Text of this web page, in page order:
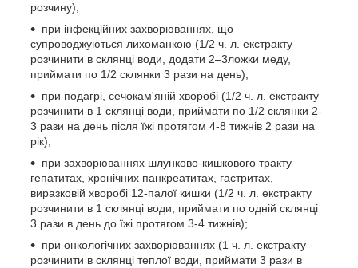
розчину);
при інфекційних захворюваннях, що
супроводжуються лихоманкою (1/2 ч. л. екстракту
розчинити в склянці води, додати 2–3ложки меду,
приймати по 1/2 склянки 3 рази на день);
при подагрі, сечокам'яній хворобі (1/2 ч. л. екстракту
розчинити в 1 склянці води, приймати по 1/2 склянки 2-
3 рази на день після їжі протягом 4-8 тижнів 2 рази на
рік);
при захворюваннях шлунково-кишкового тракту –
гепатитах, хронічних панкреатитах, гастритах,
виразковій хворобі 12-палої кишки (1/2 ч. л. екстракту
розчинити в 1 склянці води, приймати по одній склянці
3 рази в день до їжі протягом 3-4 тижнів);
при онкологічних захворюваннях (1 ч. л. екстракту
розчинити в склянці теплої води, приймати 3 рази в